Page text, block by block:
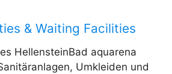
& Waiting Facilities
HellensteinBad aquarena
Umkleiden und